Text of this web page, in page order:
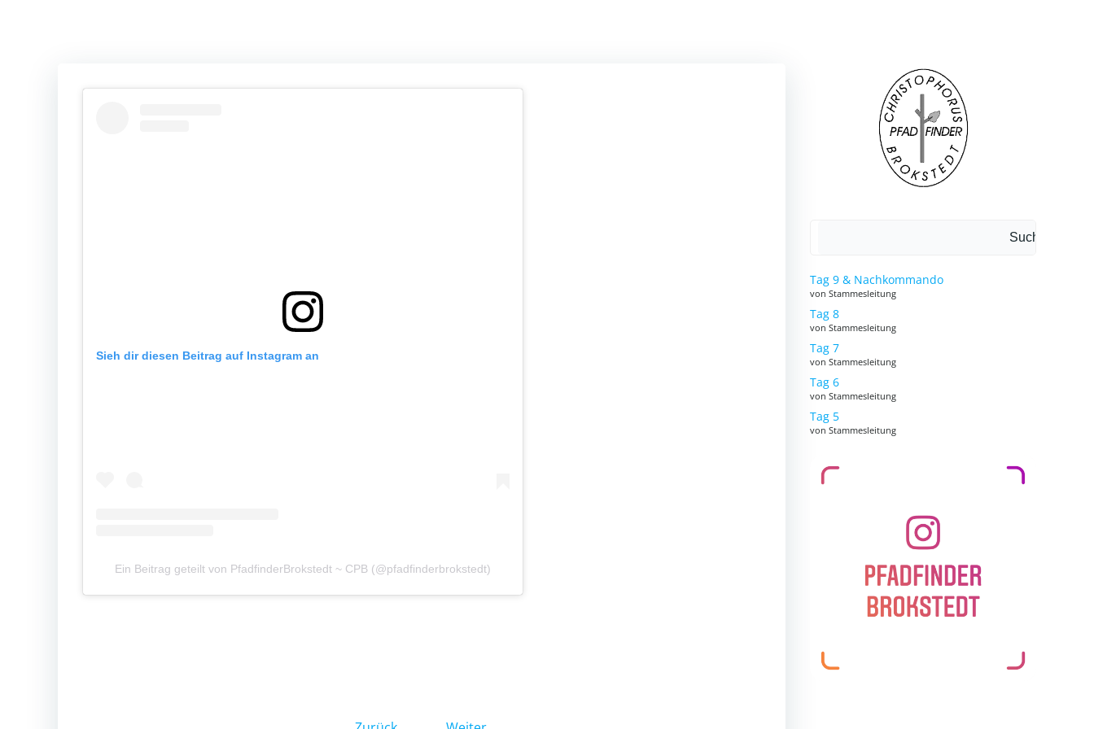
Sieh dir diesen Beitrag auf Instagram an
Ein Beitrag geteilt von PfadfinderBrokstedt ~ CPB (@pfadfinderbrokstedt)
Suchen
Tag 9 & Nachkommando
von Stammesleitung
Tag 8
von Stammesleitung
Tag 7
von Stammesleitung
Tag 6
von Stammesleitung
Tag 5
von Stammesleitung